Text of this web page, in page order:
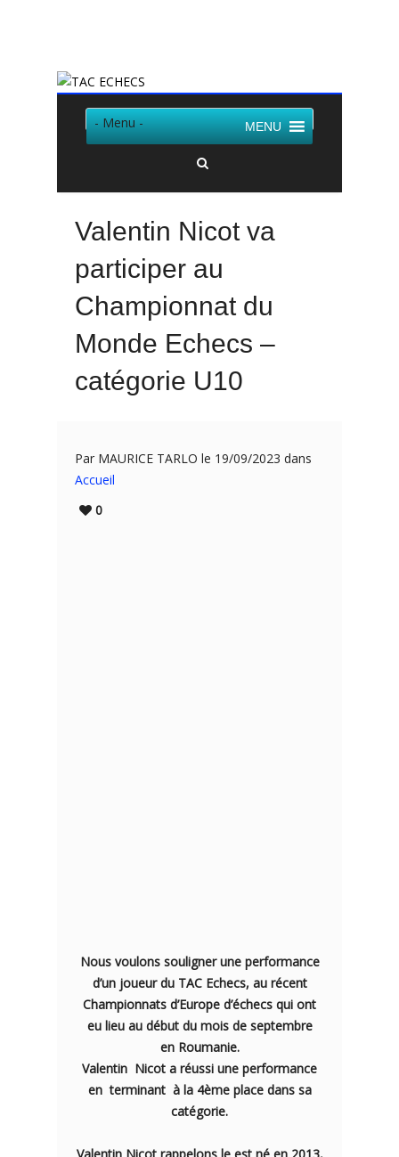
- Menu - MENU
Valentin Nicot va
participer au
Championnat du
Monde Echecs –
catégorie U10
Par MAURICE TARLO le 19/09/2023 dans
Accueil
0
Nous voulons souligner une performance
d’un joueur du TAC Echecs, au récent
Championnats d’Europe d’échecs qui ont
eu lieu au début du mois de septembre
en Roumanie.
Valentin Nicot a réussi une performance
en terminant à la 4ème place dans sa
catégorie.